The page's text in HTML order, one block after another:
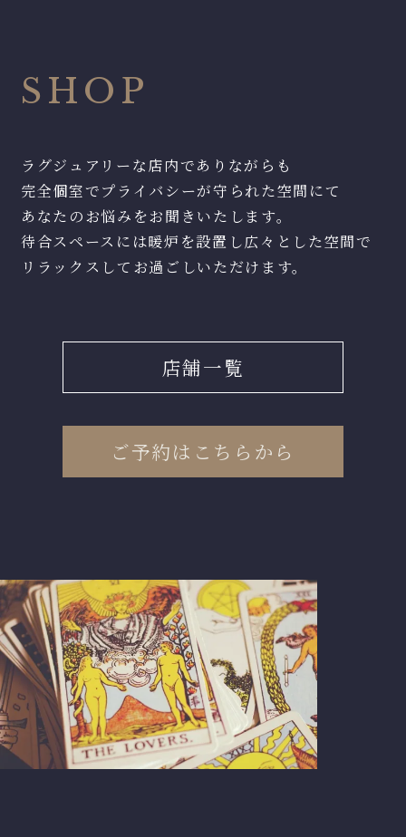
SHOP
ラグジュアリーな店内でありながらも
完全個室でプライバシーが守られた空間にて
あなたのお悩みをお聞きいたします。
待合スペースには暖炉を設置し広々とした空間で
リラックスしてお過ごしいただけます。
店舗一覧
ご予約はこちらから